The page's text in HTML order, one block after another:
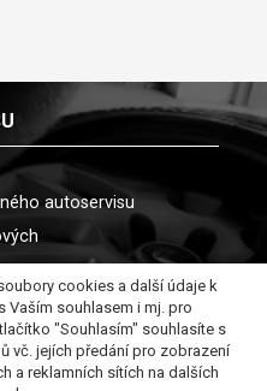
autoservisu
autoservisycookies a další údaje k
Vaším souhlasem i mj. pro
"Souhlasím" souhlasíte s
vč. jejích předání pro zobrazení
a reklamních sítích na dalších